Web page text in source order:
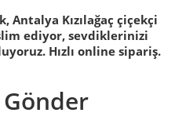
Antalya Kızılağaç çiçekçi
ediyor, sevdiklerinizi
Hızlı online sipariş.
Gönder